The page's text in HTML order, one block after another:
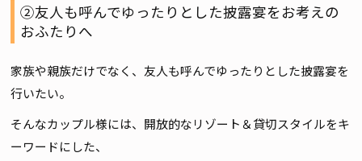
②友人も呼んでゆったりとした披露宴をお考えの
おふたりへ
家族や親族だけでなく、友人も呼んでゆったりとした披露宴を
行いたい。
そんなカップル様には、開放的なリゾート＆貸切スタイルをキ
ーワードにした、